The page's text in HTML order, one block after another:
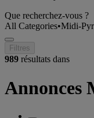
Que recherchez-vous ?
All Categories•Midi-
Filtres
989 résultats dans
Annonces